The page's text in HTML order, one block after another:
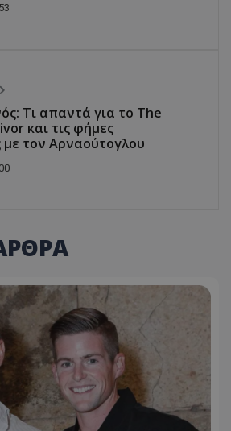
Τι απαντά για το The
και τις φήμες
με τον Αρναούτογλου